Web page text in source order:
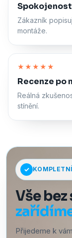
Zákazník
montáže.
★★★★★
Recenze po
Reálná
stínění.
Vše
Přijedeme k